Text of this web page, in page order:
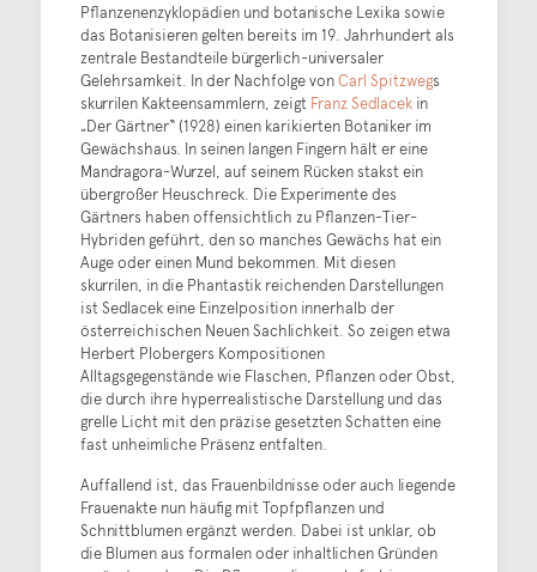
Pflanzenenzyklopädien und botanische Lexika sowie
das Botanisieren gelten bereits im 19. Jahrhundert als
zentrale Bestandteile bürgerlich-universaler
Gelehrsamkeit. In der Nachfolge vonCarl Spitzwegs
skurrilen Kakteensammlern, zeigt Franz Sedlacekin
„Der Gärtner“ (1928) einen karikierten Botaniker im
Gewächshaus. In seinen langen Fingern hält er eine
Mandragora-Wurzel, auf seinem Rücken stakst ein
übergroßer Heuschreck. Die Experimente des
Gärtners haben offensichtlich zu Pflanzen-Tier-
Hybriden geführt, den so manches Gewächs hat ein
Auge oder einen Mund bekommen. Mit diesen
skurrilen, in die Phantastik reichenden Darstellungen
ist Sedlacek eine Einzelposition innerhalb der
österreichischen Neuen Sachlichkeit. So zeigen etwa
Herbert Plobergers Kompositionen
Alltagsgegenstände wie Flaschen, Pflanzen oder Obst,
die durch ihre hyperrealistische Darstellung und das
grelle Licht mit den präzise gesetzten Schatten eine
fast unheimliche Präsenz entfalten.
Auffallend ist, das Frauenbildnisse oder auch liegende
Frauenakte nun häufig mit Topfpflanzen und
Schnittblumen ergänzt werden. Dabei ist unklar, ob
die Blumen aus formalen oder inhaltlichen Gründen